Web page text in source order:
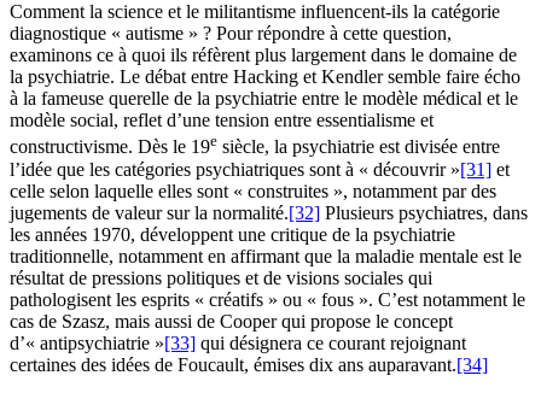
Comment la science et le militantisme influencent-ils la catégorie
diagnostique « autisme » ? Pour répondre à cette question,
examinons ce à quoi ils réfèrent plus largement dans le domaine de
la psychiatrie. Le débat entre Hacking et Kendler semble faire écho
à la fameuse querelle de la psychiatrie entre le modèle médical et le
modèle social, reflet d’une tension entre essentialisme et
constructivisme. Dès le 19e siècle, la psychiatrie est divisée entre
l’idée que les catégories psychiatriques sont à « découvrir »[31] et
celle selon laquelle elles sont « construites », notamment par des
jugements de valeur sur la normalité.[32] Plusieurs psychiatres, dans
les années 1970, développent une critique de la psychiatrie
traditionnelle, notamment en affirmant que la maladie mentale est le
résultat de pressions politiques et de visions sociales qui
pathologisent les esprits « créatifs » ou « fous ». C’est notamment le
cas de Szasz, mais aussi de Cooper qui propose le concept
d’« antipsychiatrie »[33] qui désignera ce courant rejoignant
certaines des idées de Foucault, émises dix ans auparavant.[34]